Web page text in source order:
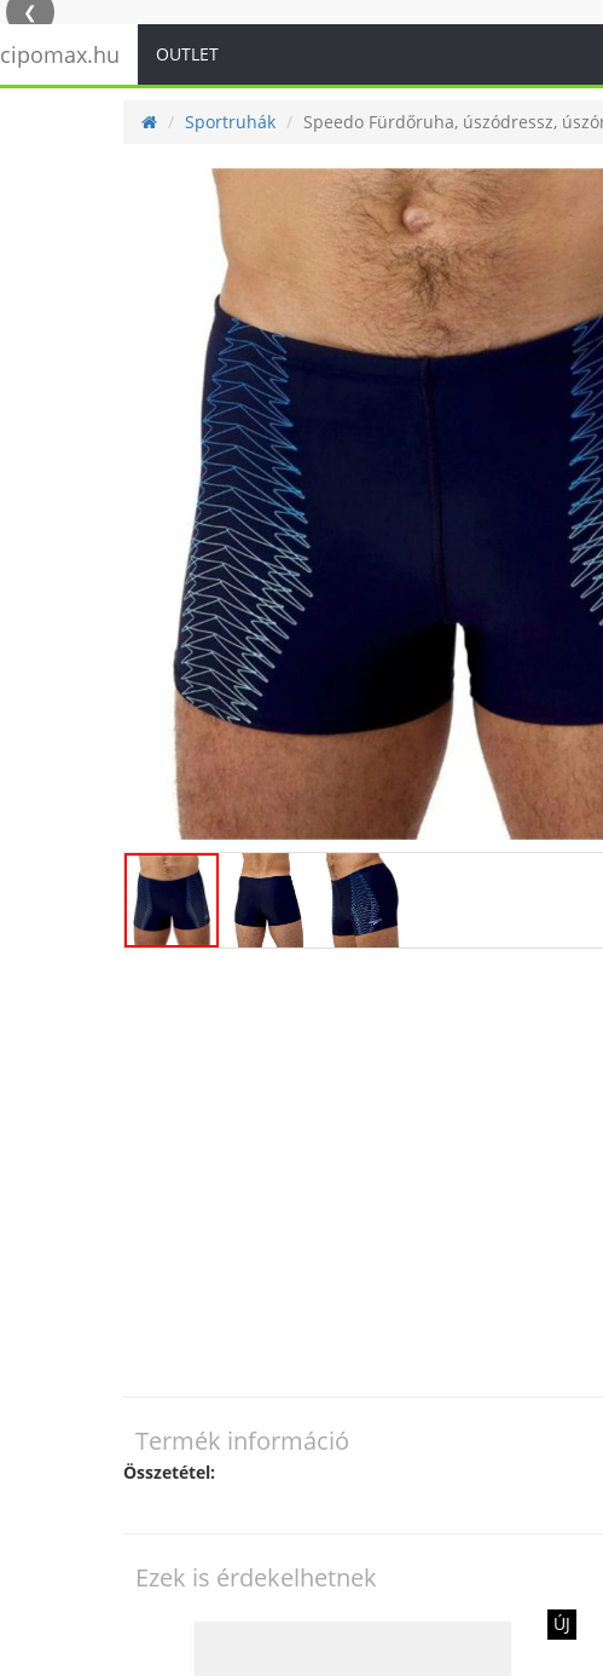
❮
cipomax.hu OUTLET
Sportruhák Speedo Fürdőruha, úszódressz,
Termék információ
Összetétel:
Ezek is érdekelhetnek
ÚJ